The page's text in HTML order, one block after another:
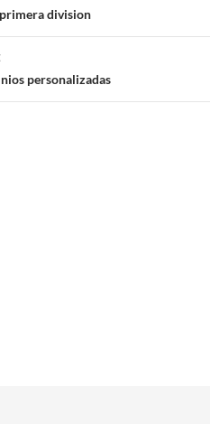
division
personalizadas